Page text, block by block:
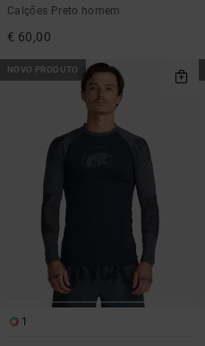
Calções Preto homem
€ 60,00
NOVO PRODUTO
1